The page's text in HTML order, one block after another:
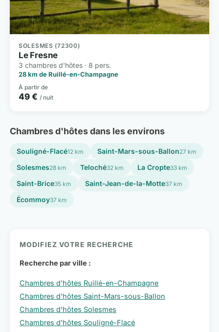
SOLESMES (72300)
Le Fresne
3 chambres d'hôtes · 8 pers.
28 km de Ruillé-en-Champagne
À partir de
49 € / nuit
Chambres d'hôtes dans les environs
Souligné-Flacé12 km Saint-Mars-sous-Ballon27 km
Solesmes28 km Teloché32 km La Cropte33 km
Saint-Brice35 km Saint-Jean-de-la-Motte37 km
Écommoy37 km
MODIFIEZ VOTRE RECHERCHE
Recherche par ville :
Chambres d'hôtes Ruillé-en-Champagne
Chambres d'hôtes Saint-Mars-sous-Ballon
Chambres d'hôtes Solesmes
Chambres d'hôtes Souligné-Flacé